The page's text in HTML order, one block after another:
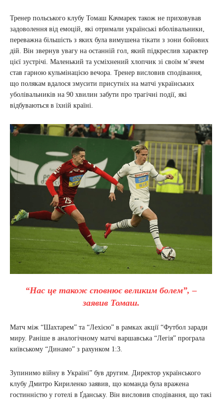
Тренер польського клубу Томаш Качмарек також не приховував
задоволення від емоцій, які отримали українські вболівальники,
переважна більшість з яких була вимушена тікати з зони бойових
дій. Він звернув увагу на останній гол, який підкреслив характер
цієї зустрічі. Маленький та усміхнений хлопчик зі своїм м’ячем
став гарною кульмінацією вечора. Тренер висловив сподівання,
що полякам вдалося змусити присутніх на матчі українських
уболівальників на 90 хвилин забути про трагічні події, які
відбуваються в їхній країні.
“Нас це також сповнює великим болем”, –
заявив Томаш.
Матч між “Шахтарем” та “Лехією” в рамках акції “Футбол заради
миру. Раніше в аналогічному матчі варшавська “Легія” програла
київському “Динамо” з рахунком 1:3.
Зупинимо війну в Україні” був другим. Директор українського
клубу Дмитро Кириленко заявив, що команда була вражена
гостинністю у готелі в Ґданську. Він висловив сподівання, що такі